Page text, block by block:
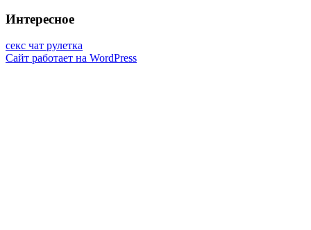
Интересное
секс чат рулетка
Сайт работает на WordPress